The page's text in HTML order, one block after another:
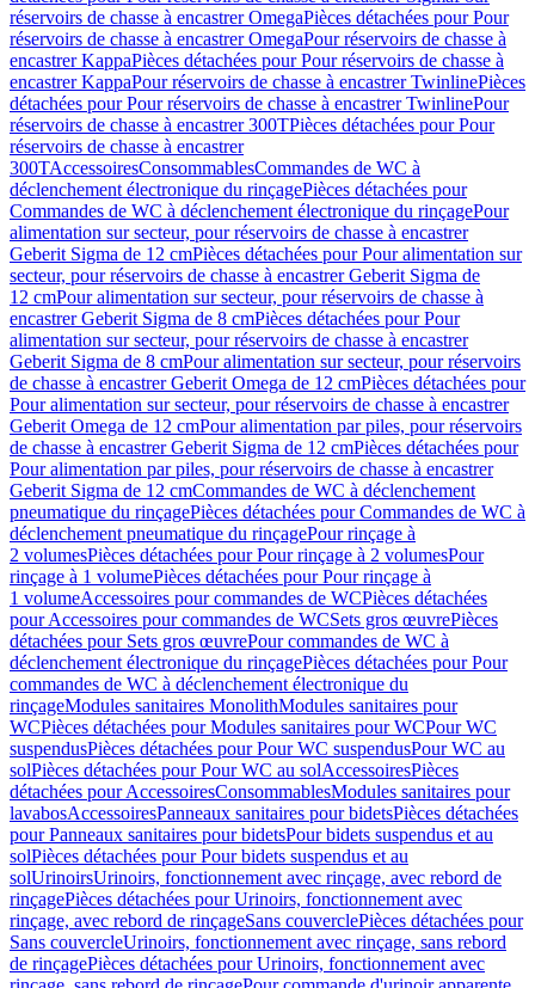
réservoirs de chasse à encastrer OmegaPièces détachées pour Pour
réservoirs de chasse à encastrer OmegaPour réservoirs de chasse à
encastrer KappaPièces détachées pour Pour réservoirs de chasse à
encastrer KappaPour réservoirs de chasse à encastrer TwinlinePièces
détachées pour Pour réservoirs de chasse à encastrer TwinlinePour
réservoirs de chasse à encastrer 300TPièces détachées pour Pour
réservoirs de chasse à encastrer
300TAccessoiresConsommablesCommandes de WC à
déclenchement électronique du rinçagePièces détachées pour
Commandes de WC à déclenchement électronique du rinçagePour
alimentation sur secteur, pour réservoirs de chasse à encastrer
Geberit Sigma de 12 cmPièces détachées pour Pour alimentation sur
secteur, pour réservoirs de chasse à encastrer Geberit Sigma de
12 cmPour alimentation sur secteur, pour réservoirs de chasse à
encastrer Geberit Sigma de 8 cmPièces détachées pour Pour
alimentation sur secteur, pour réservoirs de chasse à encastrer
Geberit Sigma de 8 cmPour alimentation sur secteur, pour réservoirs
de chasse à encastrer Geberit Omega de 12 cmPièces détachées pour
Pour alimentation sur secteur, pour réservoirs de chasse à encastrer
Geberit Omega de 12 cmPour alimentation par piles, pour réservoirs
de chasse à encastrer Geberit Sigma de 12 cmPièces détachées pour
Pour alimentation par piles, pour réservoirs de chasse à encastrer
Geberit Sigma de 12 cmCommandes de WC à déclenchement
pneumatique du rinçagePièces détachées pour Commandes de WC à
déclenchement pneumatique du rinçagePour rinçage à
2 volumesPièces détachées pour Pour rinçage à 2 volumesPour
rinçage à 1 volumePièces détachées pour Pour rinçage à
1 volumeAccessoires pour commandes de WCPièces détachées
pour Accessoires pour commandes de WCSets gros œuvrePièces
détachées pour Sets gros œuvrePour commandes de WC à
déclenchement électronique du rinçagePièces détachées pour Pour
commandes de WC à déclenchement électronique du
rinçageModules sanitaires MonolithModules sanitaires pour
WCPièces détachées pour Modules sanitaires pour WCPour WC
suspendusPièces détachées pour Pour WC suspendusPour WC au
solPièces détachées pour Pour WC au solAccessoiresPièces
détachées pour AccessoiresConsommablesModules sanitaires pour
lavabosAccessoiresPanneaux sanitaires pour bidetsPièces détachées
pour Panneaux sanitaires pour bidetsPour bidets suspendus et au
solPièces détachées pour Pour bidets suspendus et au
solUrinoirsUrinoirs, fonctionnement avec rinçage, avec rebord de
rinçagePièces détachées pour Urinoirs, fonctionnement avec
rinçage, avec rebord de rinçageSans couverclePièces détachées pour
Sans couvercleUrinoirs, fonctionnement avec rinçage, sans rebord
de rinçagePièces détachées pour Urinoirs, fonctionnement avec